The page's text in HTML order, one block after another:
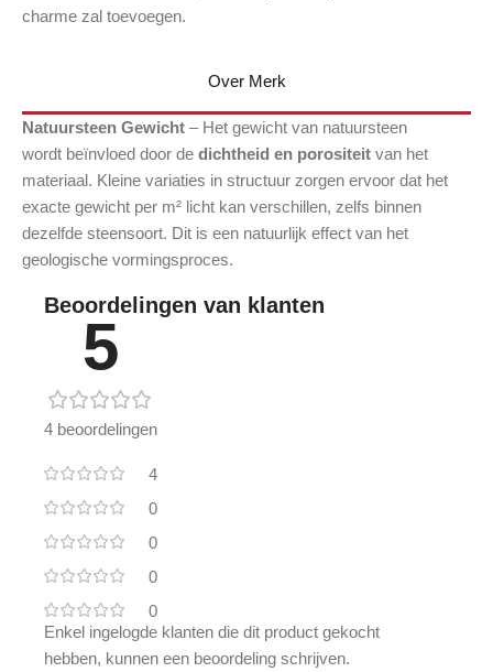
Over Merk
charme zal toevoegen.
Natuursteen Gewicht – Het gewicht van natuursteen
wordt beïnvloed door de dichtheid en porositeit van het
materiaal. Kleine variaties in structuur zorgen ervoor dat het
exacte gewicht per m² licht kan verschillen, zelfs binnen
dezelfde steensoort. Dit is een natuurlijk effect van het
geologische vormingsproces.
Beoordelingen van klanten
5
4 beoordelingen
4
0
0
0
0
Enkel ingelogde klanten die dit product gekocht
hebben, kunnen een beoordeling schrijven.